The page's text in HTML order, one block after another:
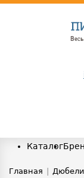
Каталог
Главная Дюбели